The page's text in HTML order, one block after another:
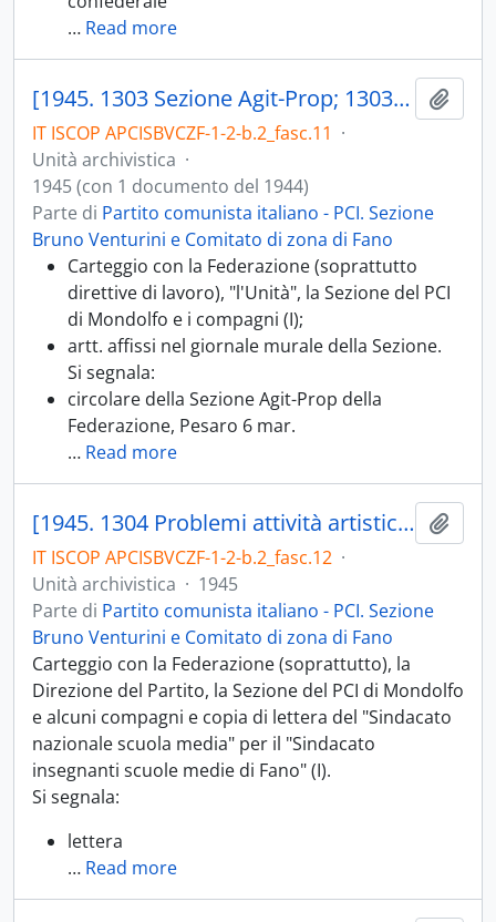
… Read more
[1945. 1303 Sezione Agit-Prop; 1303.03 Diffusione stampa, di quotidiani, riviste, opuscoli; 1303.05 Giornale murale; 1303.07 Celebrazioni, commemorazioni, anniversari]
IT ISCOP APCISBVCZF-1-2-b.2_fasc.11 ·
Unità archivistica ·
1945 (con 1 documento del 1944)
Parte di Partito comunista italiano - PCI. Sezione
Bruno Venturini e Comitato di zona di Fano
Carteggio con la Federazione (soprattutto
direttive di lavoro), "l'Unità", la Sezione del PCI
di Mondolfo e i compagni (I);
artt. affissi nel giornale murale della Sezione.
Si segnala:
circolare della Sezione Agit-Prop della
Federazione, Pesaro 6 mar.
… Read more
[1945. 1304 Problemi attività artistico-culturali; 1304.03 Gruppo Rinascita; 1304.04 Problemi biblioteche. 1305 Problemi attività sportiva. 1306 Problemi della Scuola e dell'Università]
IT ISCOP APCISBVCZF-1-2-b.2_fasc.12 ·
Unità archivistica · 1945
Parte di Partito comunista italiano - PCI. Sezione
Bruno Venturini e Comitato di zona di Fano
Carteggio con la Federazione (soprattutto), la
Direzione del Partito, la Sezione del PCI di Mondolfo
e alcuni compagni e copia di lettera del "Sindacato
nazionale scuola media" per il "Sindacato
insegnanti scuole medie di Fano" (I).
Si segnala:
lettera
… Read more